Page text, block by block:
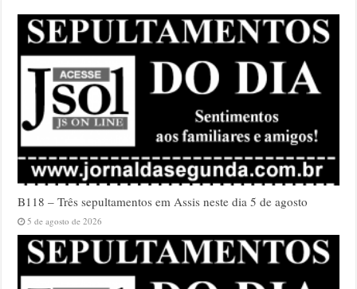
B118 – Três sepultamentos em Assis neste dia 5 de agosto
5 de agosto de 2026